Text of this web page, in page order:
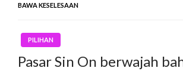
BAWA KESELESAAN
PILIHAN
Pasar Sin On berwajah